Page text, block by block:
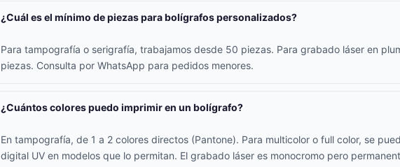
¿Cuál es el mínimo de piezas para bolígrafos personalizados?
Para tampografía o serigrafía, trabajamos desde 50 piezas. Para grabado láser en
piezas. Consulta por WhatsApp para pedidos menores.
¿Cuántos colores puedo imprimir en un bolígrafo?
En tampografía, de 1 a 2 colores directos (Pantone). Para multicolor o full color, se
digital UV en modelos que lo permitan. El grabado láser es monocromo pero